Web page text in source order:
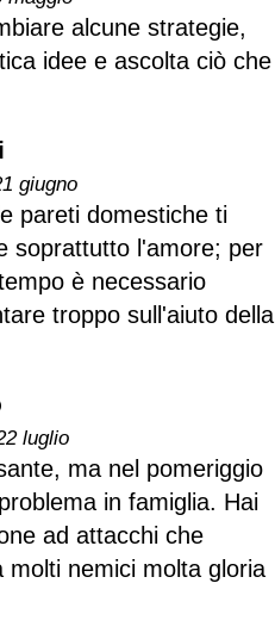
alcune strategie,
idee e ascolta ciò che
giugno
pareti domestiche ti
soprattutto l'amore; per
è necessario
troppo sull'aiuto della
luglio
ma nel pomeriggio
in famiglia. Hai
ad attacchi che
nemici molta gloria